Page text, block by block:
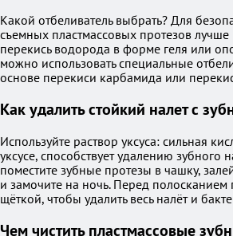
Какой отбеливатель выбрать? Для
съемных пластмассовых протезов лучше
перекись водорода в форме геля или
можно использовать специальные
основе перекиси карбамида или
Как удалить стойкий налет с
Используйте раствор уксуса: сильная
уксусе, способствует удалению зубного
поместите зубные протезы в чашку,
и замочите на ночь. Перед полосканием
щёткой, чтобы удалить весь налёт и
Чем чистить пластмассовые